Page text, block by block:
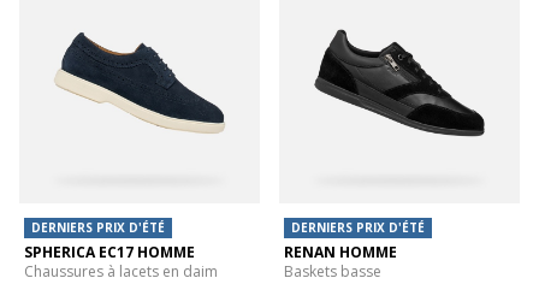
DERNIERS PRIX D'ÉTÉ
SPHERICA EC17 HOMME
Chaussures à lacets en daim
DERNIERS PRIX D'ÉTÉ
RENAN HOMME
Baskets basse